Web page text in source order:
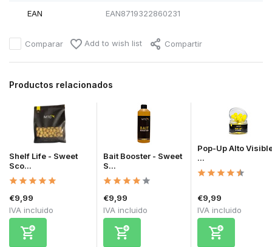
EAN EAN8719322860231
Comparar Add to wish list Compartir
Productos relacionados
Shelf Life - Sweet
Sco...
€9,99
IVA incluido
Bait Booster - Sweet
S...
€9,99
IVA incluido
Pop-Up Alto
...
€9,99
IVA incluido